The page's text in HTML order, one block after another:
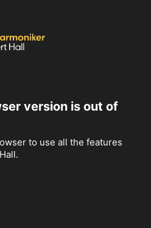
version is out of
to use all the features